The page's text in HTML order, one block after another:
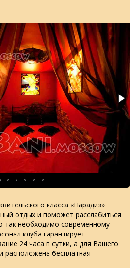
класса «Парадиз»
отдых и поможет расслабиться
так необходимо современному
клуба гарантирует
24 часа в сутки, а для Вашего
расположена бесплатная